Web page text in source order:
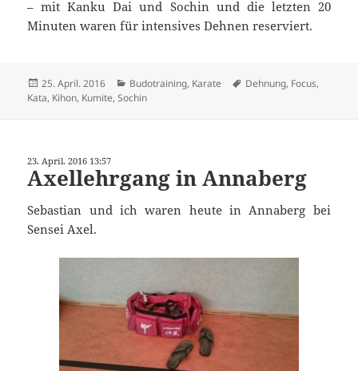
– mit Kanku Dai und Sochin und die letzten 20
Minuten waren für intensives Dehnen reserviert.
Veröffentlicht
am
25. April. 2016 Kategorien
Budotraining, Karate Schlagwörter
Dehnung, Focus,
Kata, Kihon, Kumite,Sochin
23. April. 2016 13:57
Axellehrgang in Annaberg
Sebastian und ich waren heute in Annaberg bei
Sensei Axel.